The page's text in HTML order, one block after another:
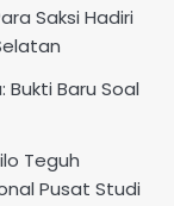
Saksi Hadiri
Baru Soal
Teguh
Pusat Studi